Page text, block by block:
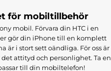
för mobiltillbehör
mobil. Förvara din HTC i en
gör din iPhone till en komplett
i stort sett oändliga. För oss är
attityd och personlighet. Ta en
till din mobiltelefon!